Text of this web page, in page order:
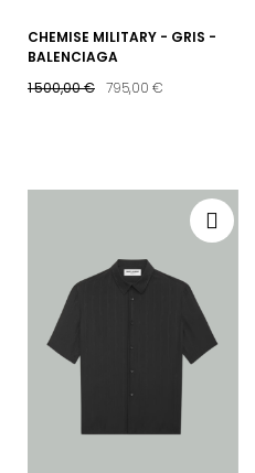
CHEMISE MILITARY - GRIS -
BALENCIAGA
1 500,00 € 795,00 €